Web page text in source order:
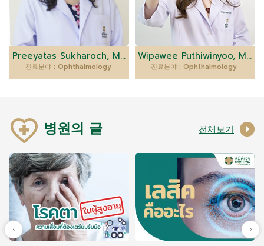
Preeyatas Sukharoch, M.D.
진료분야 : Ophthalmology
Wipawee Puthiwinyoo, M.D.
진료분야 : Ophthalmology
병원의 글 전체보기